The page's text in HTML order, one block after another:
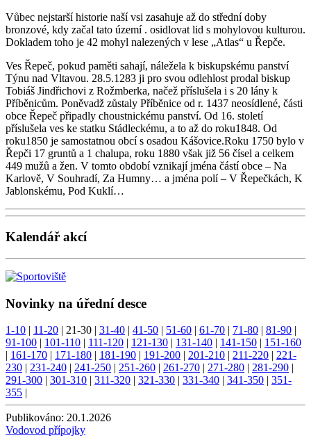
Vůbec nejstarší historie naší vsi zasahuje až do střední doby
bronzové, kdy začal tato území . osidlovat lid s mohylovou kulturou.
Dokladem toho je 42 mohyl nalezených v lese „Atlas“ u Řepče.
Ves Řepeč, pokud paměti sahají, náležela k biskupskému panství
Týnu nad Vltavou. 28.5.1283 ji pro svou odlehlost prodal biskup
Tobiáš Jindřichovi z Rožmberka, načež příslušela i s 20 lány k
Příběnicům. Poněvadž zůstaly Příběnice od r. 1437 neosídlené, části
obce Řepeč připadly choustnickému panství. Od 16. století
příslušela ves ke statku Stádleckému, a to až do roku1848. Od
roku1850 je samostatnou obcí s osadou Kášovice.Roku 1750 bylo v
Řepči 17 gruntů a 1 chalupa, roku 1880 však již 56 čísel a celkem
449 mužů a žen. V tomto období vznikají jména částí obce – Na
Karlově, V Souhradí, Za Humny… a jména polí – V Řepečkách, K
Jablonskému, Pod Kuklí…
Kalendář akcí
Novinky na úřední desce
1-10 | 11-20 | 21-30 | 31-40 | 41-50 | 51-60 | 61-70 | 71-80 | 81-90 |
91-100 | 101-110 | 111-120 | 121-130 | 131-140 | 141-150 | 151-160
| 161-170 | 171-180 | 181-190 | 191-200 | 201-210 | 211-220 | 221-
230 | 231-240 | 241-250 | 251-260 | 261-270 | 271-280 | 281-290 |
291-300 | 301-310 | 311-320 | 321-330 | 331-340 | 341-350 | 351-
355 |
Publikováno: 20.1.2026
Vodovod přípojky